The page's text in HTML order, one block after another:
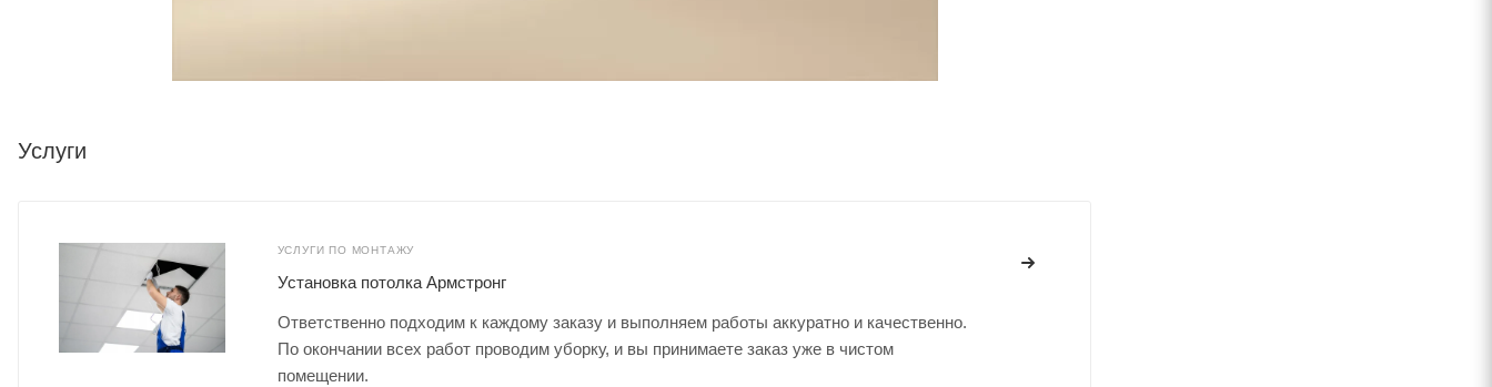
Услуги
УСЛУГИ ПО МОНТАЖУ
Установка потолка Армстронг
Ответственно подходим к каждому заказу и выполняем работы аккуратно и качественно.
По окончании всех работ проводим уборку, и вы принимаете заказ уже в чистом
помещении.